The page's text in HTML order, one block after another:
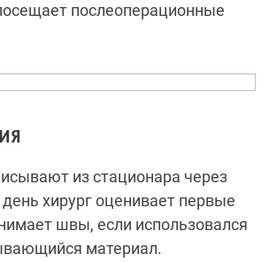
послеоперационные
из стационара через
день хирург оценивает первые
швы, если использовался
материал.